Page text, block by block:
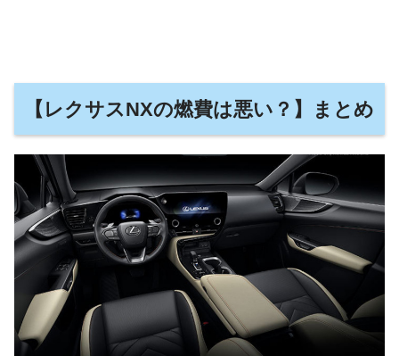
【レクサスNXの燃費は悪い？】まとめ